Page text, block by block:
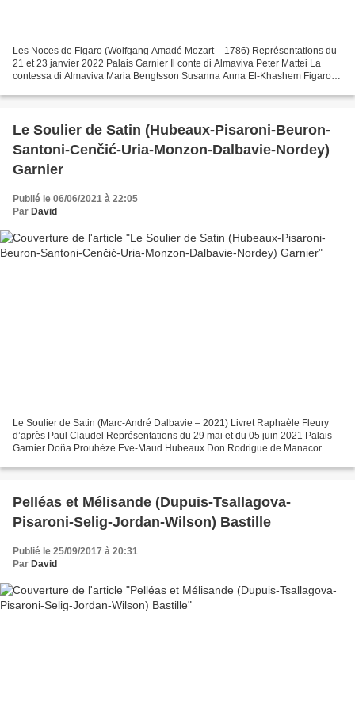
Les Noces de Figaro (Wolfgang Amadé Mozart – 1786) Représentations du
21 et 23 janvier 2022 Palais Garnier Il conte di Almaviva Peter Mattei La
contessa di Almaviva Maria Bengtsson Susanna Anna El-Khashem Figaro
Le Soulier de Satin (Hubeaux-Pisaroni-Beuron-
Santoni-Cenčić-Uria-Monzon-Dalbavie-Nordey)
Garnier
Publié le 06/06/2021 à 22:05
Par David
Le Soulier de Satin (Marc-André Dalbavie – 2021) Livret Raphaèle Fleury
d’après Paul Claudel Représentations du 29 mai et du 05 juin 2021 Palais
Garnier Doña Prouhèze Eve-Maud Hubeaux Don Rodrigue de Manacor
Pelléas et Mélisande (Dupuis-Tsallagova-
Pisaroni-Selig-Jordan-Wilson) Bastille
Publié le 25/09/2017 à 20:31
Par David